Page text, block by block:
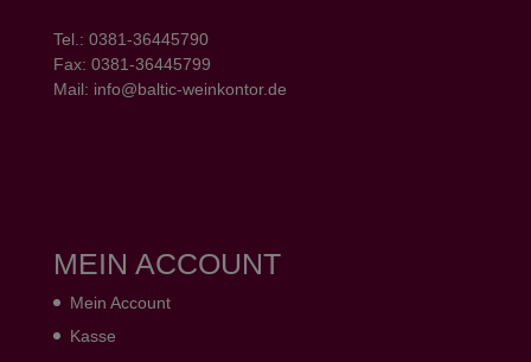
Tel.: 0381-36445790
Fax: 0381-36445799
Mail: info@baltic-weinkontor.de
MEIN ACCOUNT
Mein Account
Kasse